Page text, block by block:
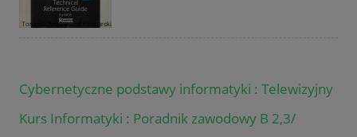
Cybernetyczne podstawy informatyki : Telewizyjny
Kurs Informatyki : Poradnik zawodowy B 2,3/